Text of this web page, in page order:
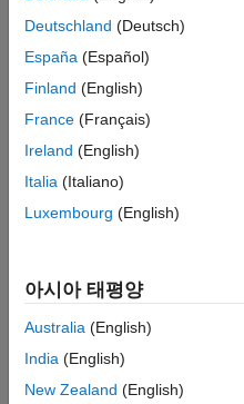
Deutschland (Deutsch)
España (Español)
Finland (English)
France (Français)
Ireland (English)
Italia (Italiano)
Luxembourg (English)
아시아 태평양
Australia (English)
India (English)
New Zealand (English)
애플리케이션 상태
© 1994-2026 The